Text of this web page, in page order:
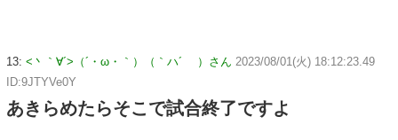
13: <丶｀∀´>（´・ω・｀）（｀ハ´ ）さん 2023/08/01(火) 18:12:23.49
ID:9JTYVe0Y
あきらめたらそこで試合終了ですよ